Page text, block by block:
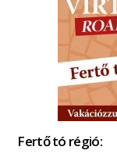
Fertő tó régió: